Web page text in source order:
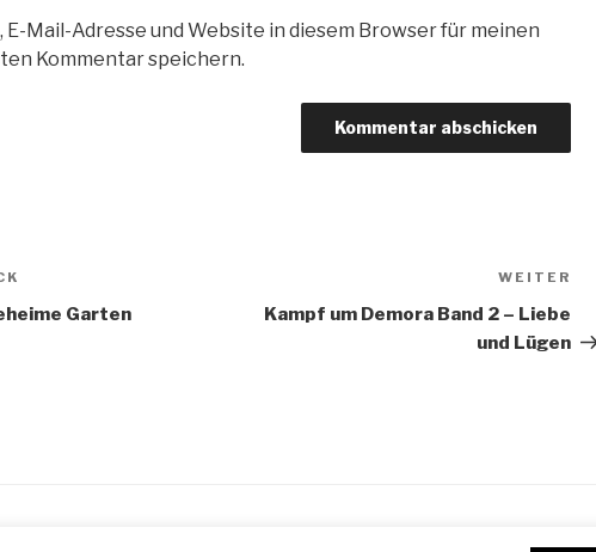
E-Mail-Adresse und Website in diesem Browser für meinen
Kommentar speichern.
Garten
WEITER
Kampf um Demora Band 2 – Liebe
und Lügen